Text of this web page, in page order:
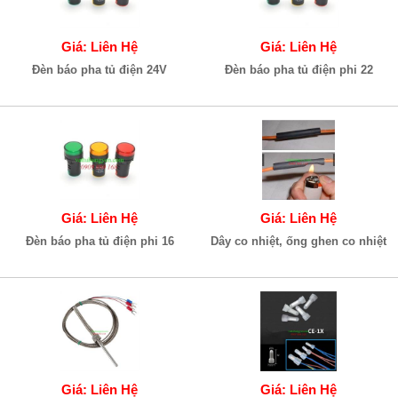
Giá: Liên Hệ
Đèn báo pha tủ điện 24V
Giá: Liên Hệ
Đèn báo pha tủ điện phi 22
Giá: Liên Hệ
Đèn báo pha tủ điện phi 16
Giá: Liên Hệ
Dây co nhiệt, ống ghen co nhiệt
Giá: Liên Hệ Giá: Liên Hệ